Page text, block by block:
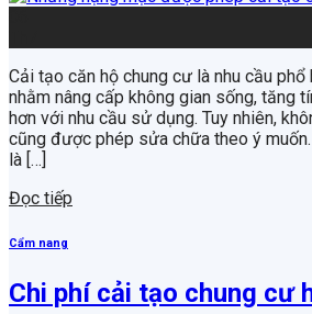
Cải tạo căn hộ chung cư là nhu cầu
nhằm nâng cấp không gian sống, tăng
hơn với nhu cầu sử dụng. Tuy nhiên,
cũng được phép sửa chữa theo ý
là […]
Đọc tiếp
Cẩm nang
Chi phí cải tạo chung cư